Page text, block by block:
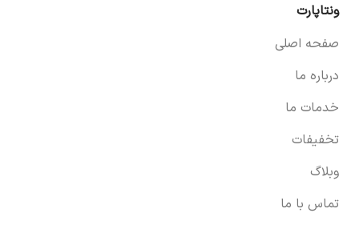
ونتاپارت
صفحه اصلی
درباره ما
خدمات ما
تخفیفات
وبلاگ
تماس با ما